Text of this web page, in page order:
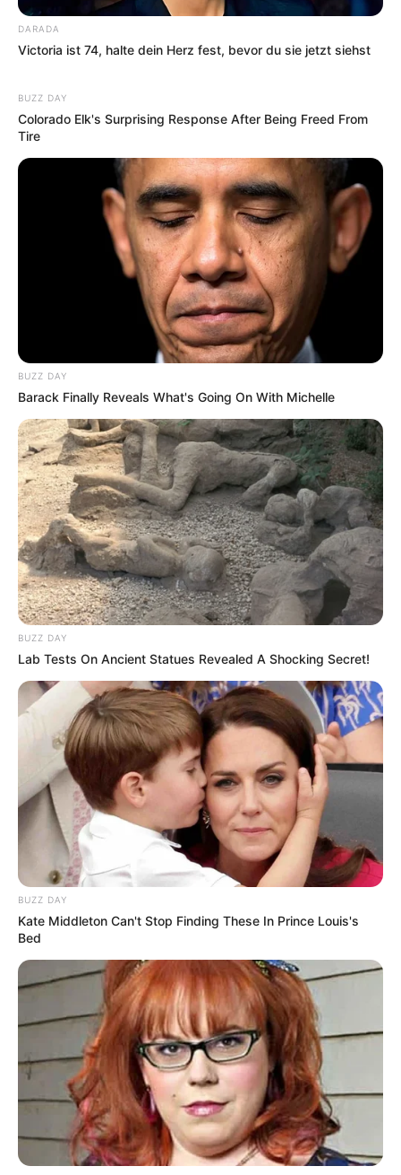
DARADA
Victoria ist 74, halte dein Herz fest, bevor du sie jetzt siehst
BUZZ DAY
Colorado Elk's Surprising Response After Being Freed From
Tire
BUZZ DAY
Barack Finally Reveals What's Going On With Michelle
BUZZ DAY
Lab Tests On Ancient Statues Revealed A Shocking Secret!
BUZZ DAY
Kate Middleton Can't Stop Finding These In Prince Louis's
Bed